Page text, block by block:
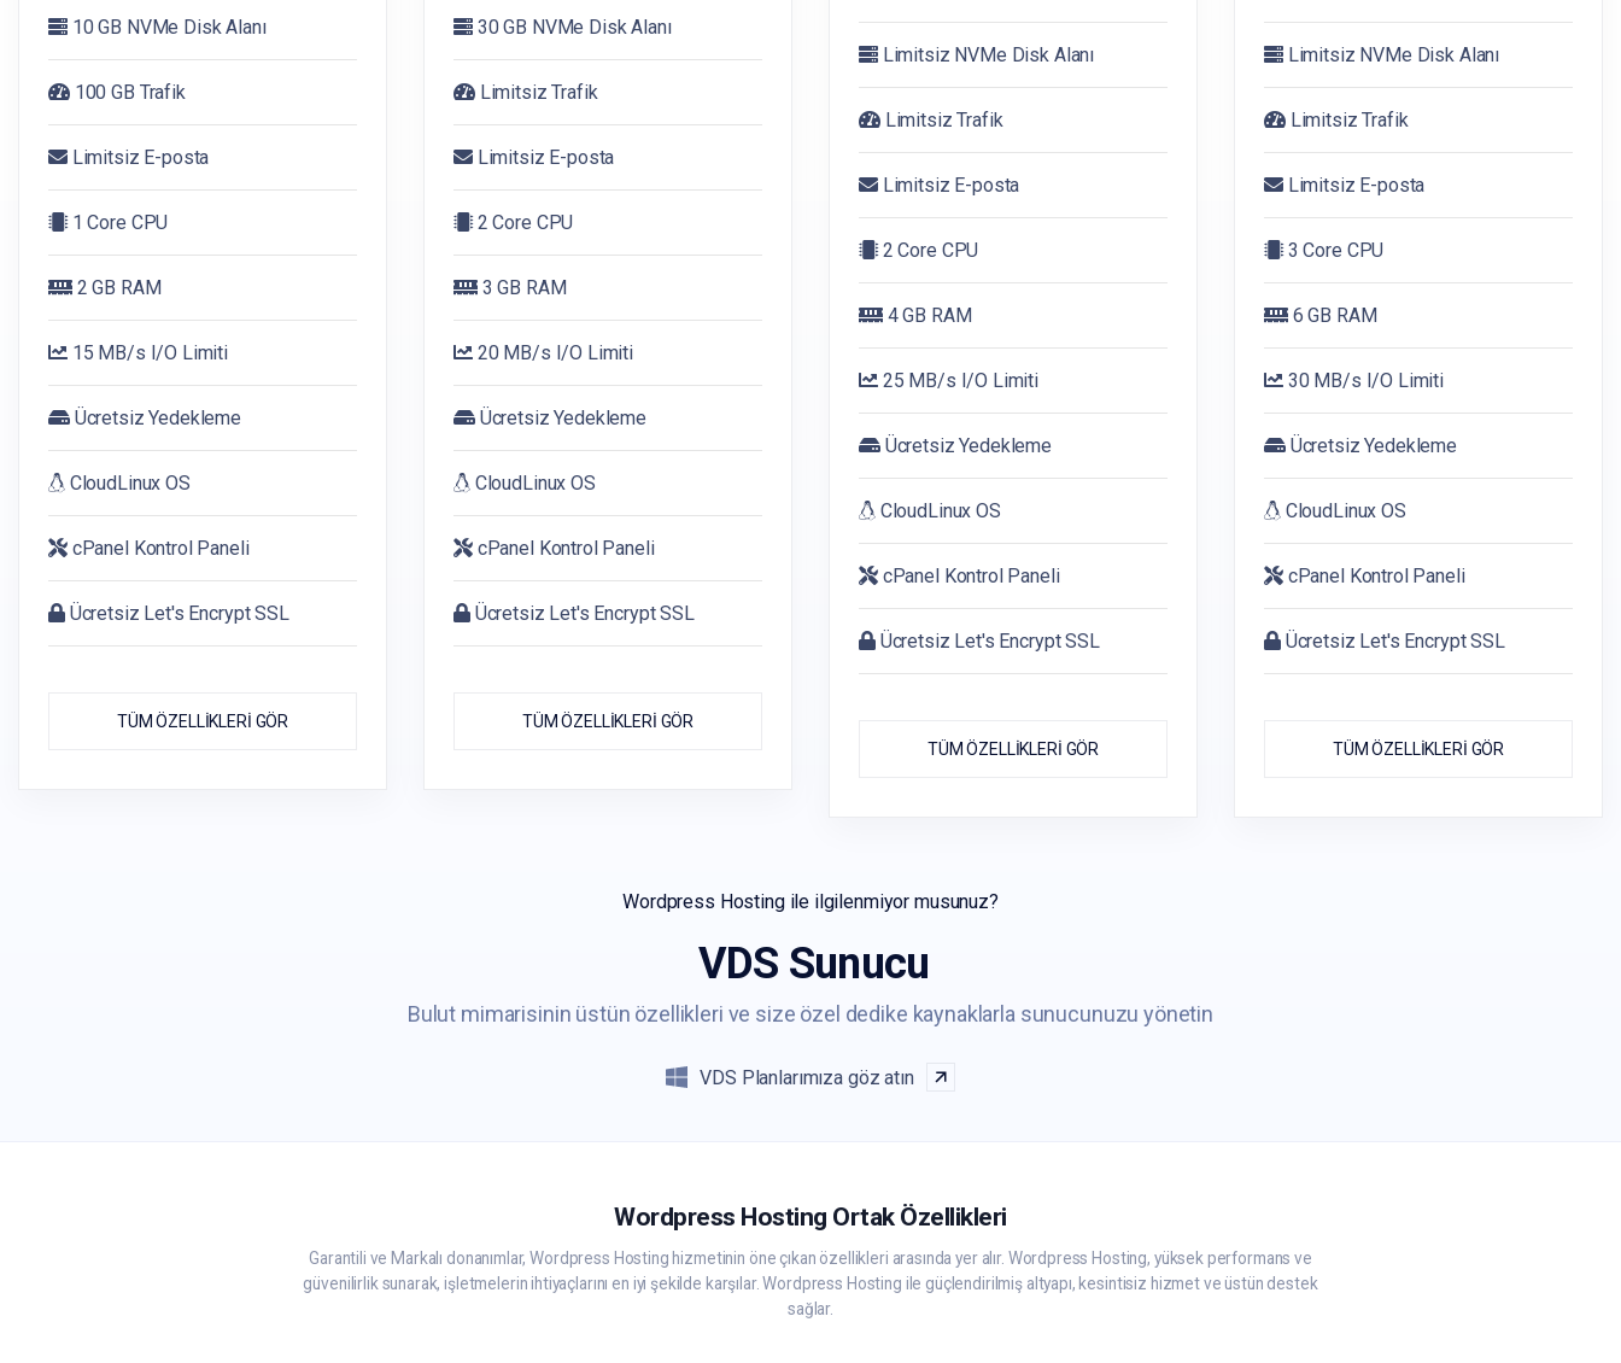
10 GB NVMe Disk Alanı
100 GB Trafik
Limitsiz E-posta
1 Core CPU
2 GB RAM
15 MB/s I/O Limiti
Ücretsiz Yedekleme
CloudLinux OS
cPanel Kontrol Paneli
Ücretsiz Let's Encrypt SSL
TÜM ÖZELLİKLERİ GÖR
30 GB NVMe Disk Alanı
Limitsiz Trafik
Limitsiz E-posta
2 Core CPU
3 GB RAM
20 MB/s I/O Limiti
Ücretsiz Yedekleme
CloudLinux OS
cPanel Kontrol Paneli
Ücretsiz Let's Encrypt SSL
TÜM ÖZELLİKLERİ GÖR
Limitsiz NVMe Disk Alanı
Limitsiz Trafik
Limitsiz E-posta
2 Core CPU
4 GB RAM
25 MB/s I/O Limiti
Ücretsiz Yedekleme
CloudLinux OS
cPanel Kontrol Paneli
Ücretsiz Let's Encrypt SSL
TÜM ÖZELLİKLERİ GÖR
Limitsiz NVMe Disk Alanı
Limitsiz Trafik
Limitsiz E-posta
3 Core CPU
6 GB RAM
30 MB/s I/O Limiti
Ücretsiz Yedekleme
CloudLinux OS
cPanel Kontrol Paneli
Ücretsiz Let's Encrypt SSL
TÜM ÖZELLİKLERİ GÖR
Wordpress Hosting ile ilgilenmiyor musunuz?
VDS Sunucu
Bulut mimarisinin üstün özellikleri ve size özel dedike kaynaklarla sunucunuzu yönetin
VDS Planlarımıza göz atın
Wordpress Hosting Ortak Özellikleri
Garantili ve Markalı donanımlar, Wordpress Hosting hizmetinin öne çıkan özellikleri arasında yer alır. Wordpress Hosting, yüksek performans ve
güvenilirlik sunarak, işletmelerin ihtiyaçlarını en iyi şekilde karşılar. Wordpress Hosting ile güçlendirilmiş altyapı, kesintisiz hizmet ve üstün destek
sağlar.